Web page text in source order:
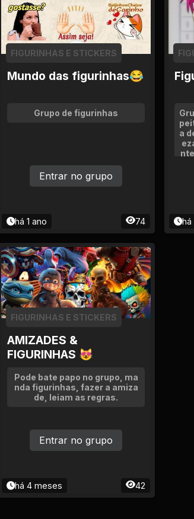
Mundo das figurinhas😂
FIGURINHAS E STICKERS
Grupo de figurinhas
há 1 ano 74
Entrar no grupo
a
há
AMIZADES &
FIGURINHAS 😻
FIGURINHAS E STICKERS
Pode bate papo no grupo, ma
nda figurinhas, fazer a amiza
de, leiam as regras.
há 4 meses 42
Entrar no grupo